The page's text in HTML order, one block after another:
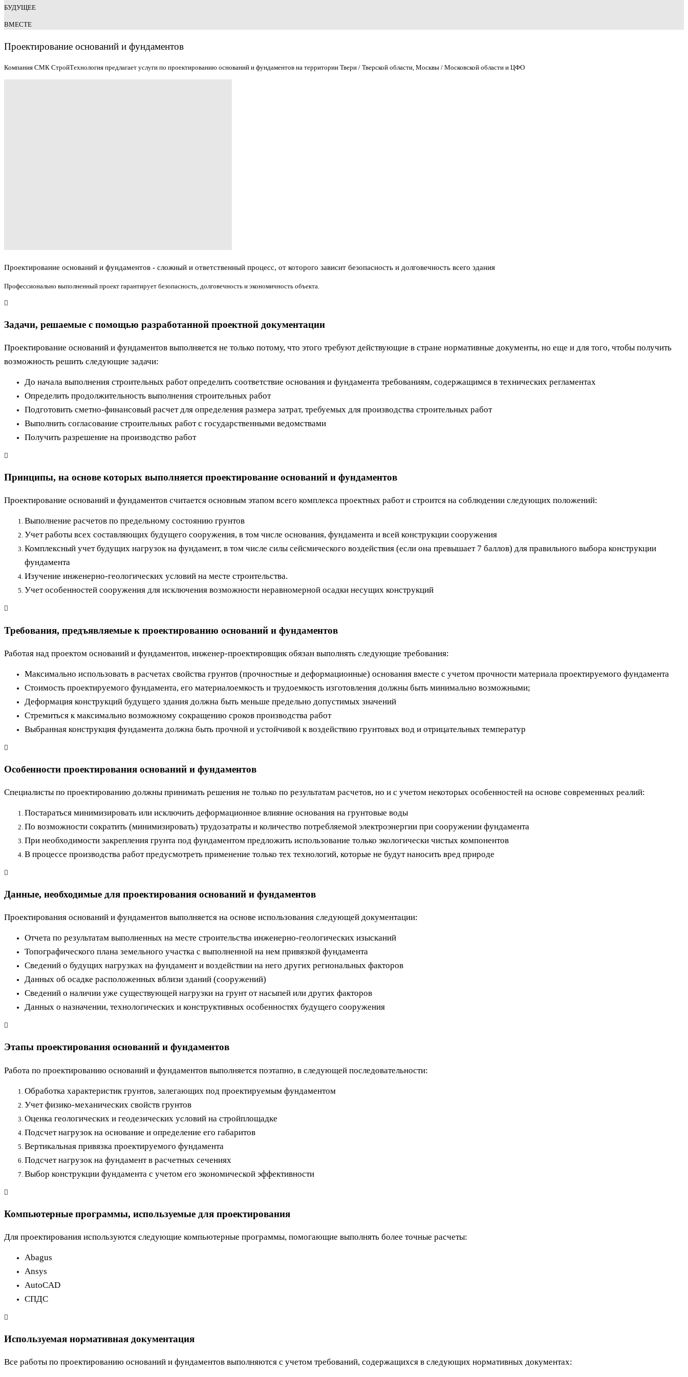
БУДУЩЕЕ
ВМЕСТЕ
Проектирование оснований и фундаментов
Компания СМК СтройТехнология предлагает услуги по проектированию оснований и фундаментов на территории Твери / Тверской области, Москвы / Московской области и ЦФО
Проектирование оснований и фундаментов - сложный и ответственный процесс, от которого зависит безопасность и долговечность всего здания
Профессионально выполненный проект гарантирует безопасность, долговечность и экономичность объекта.
Задачи, решаемые с помощью разработанной проектной документации
Проектирование оснований и фундаментов выполняется не только потому, что этого требуют действующие в стране нормативные документы, но еще и для того, чтобы получить
возможность решить следующие задачи:
До начала выполнения строительных работ определить соответствие основания и фундамента требованиям, содержащимся в технических регламентах
Определить продолжительность выполнения строительных работ
Подготовить сметно-финансовый расчет для определения размера затрат, требуемых для производства строительных работ
Выполнить согласование строительных работ с государственными ведомствами
Получить разрешение на производство работ
Принципы, на основе которых выполняется проектирование оснований и фундаментов
Проектирование оснований и фундаментов считается основным этапом всего комплекса проектных работ и строится на соблюдении следующих положений:
Выполнение расчетов по предельному состоянию грунтов
Учет работы всех составляющих будущего сооружения, в том числе основания, фундамента и всей конструкции сооружения
Комплексный учет будущих нагрузок на фундамент, в том числе силы сейсмического воздействия (если она превышает 7 баллов) для правильного выбора конструкции
фундамента
Изучение инженерно-геологических условий на месте строительства.
Учет особенностей сооружения для исключения возможности неравномерной осадки несущих конструкций
Требования, предъявляемые к проектированию оснований и фундаментов
Работая над проектом оснований и фундаментов, инженер-проектировщик обязан выполнять следующие требования:
Максимально использовать в расчетах свойства грунтов (прочностные и деформационные) основания вместе с учетом прочности материала проектируемого фундамента
Стоимость проектируемого фундамента, его материалоемкость и трудоемкость изготовления должны быть минимально возможными;
Деформация конструкций будущего здания должна быть меньше предельно допустимых значений
Стремиться к максимально возможному сокращению сроков производства работ
Выбранная конструкция фундамента должна быть прочной и устойчивой к воздействию грунтовых вод и отрицательных температур
Особенности проектирования оснований и фундаментов
Специалисты по проектированию должны принимать решения не только по результатам расчетов, но и с учетом некоторых особенностей на основе современных реалий:
Постараться минимизировать или исключить деформационное влияние основания на грунтовые воды
По возможности сократить (минимизировать) трудозатраты и количество потребляемой электроэнергии при сооружении фундамента
При необходимости закрепления грунта под фундаментом предложить использование только экологически чистых компонентов
В процессе производства работ предусмотреть применение только тех технологий, которые не будут наносить вред природе
Данные, необходимые для проектирования оснований и фундаментов
Проектирования оснований и фундаментов выполняется на основе использования следующей документации:
Отчета по результатам выполненных на месте строительства инженерно-геологических изысканий
Топографического плана земельного участка с выполненной на нем привязкой фундамента
Сведений о будущих нагрузках на фундамент и воздействии на него других региональных факторов
Данных об осадке расположенных вблизи зданий (сооружений)
Сведений о наличии уже существующей нагрузки на грунт от насыпей или других факторов
Данных о назначении, технологических и конструктивных особенностях будущего сооружения
Этапы проектирования оснований и фундаментов
Работа по проектированию оснований и фундаментов выполняется поэтапно, в следующей последовательности:
Обработка характеристик грунтов, залегающих под проектируемым фундаментом
Учет физико-механических свойств грунтов
Оценка геологических и геодезических условий на стройплощадке
Подсчет нагрузок на основание и определение его габаритов
Вертикальная привязка проектируемого фундамента
Подсчет нагрузок на фундамент в расчетных сечениях
Выбор конструкции фундамента с учетом его экономической эффективности
Компьютерные программы, используемые для проектирования
Для проектирования используются следующие компьютерные программы, помогающие выполнять более точные расчеты:
Abagus
Ansys
AutoCAD
СПДС
Используемая нормативная документация
Все работы по проектированию оснований и фундаментов выполняются с учетом требований, содержащихся в следующих нормативных документах: